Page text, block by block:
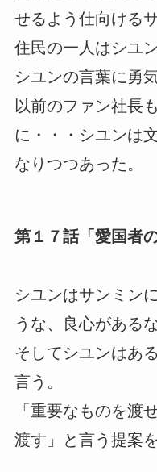
せるよう仕向ける
住民の一人はシユ
シユンの言葉に勇
以前のファン社長
に・・・シユンは
なりつつあった。
第１７話「愛国者
シユンはサンミン
うな、良心がある
そしてシユンはあ
言う。
「重要なものを渡
渡す」と言う提案を